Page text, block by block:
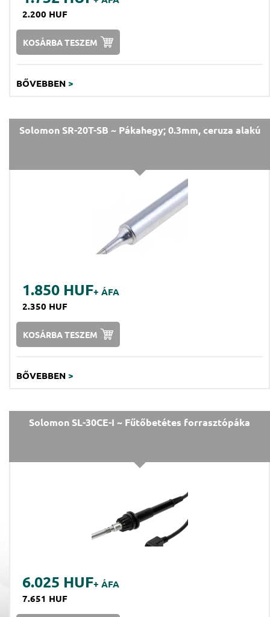
2.200 HUF
KOSÁRBA TESZEM
BŐVEBBEN >
Solomon SR-20T-SB ~ Pákahegy; 0.3mm, ceruza alakú
1.850 HUF+ ÁFA
2.350 HUF
KOSÁRBA TESZEM
BŐVEBBEN >
Solomon SL-30CE-I ~ Fűtőbetétes forrasztópáka
6.025 HUF+ ÁFA
7.651 HUF